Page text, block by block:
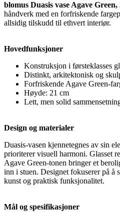
blomus Duasis vase Agave Green,
håndverk med en forfriskende
allsidig tilskudd til ethvert interiør.
Hovedfunksjoner
Konstruksjon i førsteklasses
Distinkt, arkitektonisk og
Forfriskende Agave Green-
Høyde: 21 cm
Lett, men solid
Design og materialer
Duasis-vasen kjennetegnes av sin
prioriterer visuell harmoni. Glasset
Agave Green-tonen bringer et
inn i stuen. Designet fokuserer på å
kunst og praktisk funksjonalitet.
Mål og spesifikasjoner